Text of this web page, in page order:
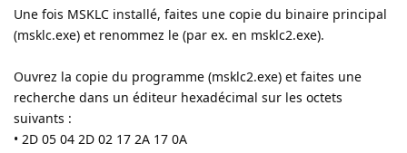
Une fois MSKLC installé, faites une copie du binaire principal
(msklc.exe) et renommez le (par ex. en msklc2.exe).
Ouvrez la copie du programme (msklc2.exe) et faites une
recherche dans un éditeur hexadécimal sur les octets
suivants :
• 2D 05 04 2D 02 17 2A 17 0A